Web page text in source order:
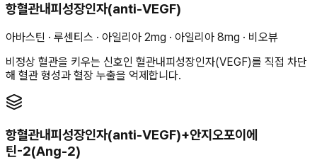
항혈관내피성장인자(anti-VEGF)
아바스틴 · 루센티스 · 아일리아 2mg · 아일리아 8mg · 비오뷰
비정상 혈관을 키우는 신호인 혈관내피성장인자(VEGF)를 직접 차단
해 혈관 형성과 혈장 누출을 억제합니다.
항혈관내피성장인자(anti-VEGF)+안지오포이에
틴-2(Ang-2)